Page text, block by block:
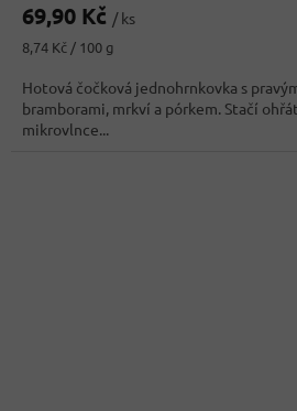
produktu
4,0
z
5
hvězdiček.
69,90 Kč / ks
Měrná
8,74 Kč / 100 g
Hotová čočková jednohrnkovka s
bramborami, mrkví a pórkem. Stačí
mikrovlnce...